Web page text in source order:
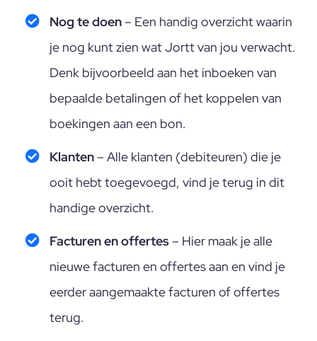
Nog te doen – Een handig overzicht waarin
je nog kunt zien wat Jortt van jou verwacht.
Denk bijvoorbeeld aan het inboeken van
bepaalde betalingen of het koppelen van
boekingen aan een bon.
Klanten – Alle klanten (debiteuren) die je
ooit hebt toegevoegd, vind je terug in dit
handige overzicht.
Facturen en offertes – Hier maak je alle
nieuwe facturen en offertes aan en vind je
eerder aangemaakte facturen of offertes
terug.